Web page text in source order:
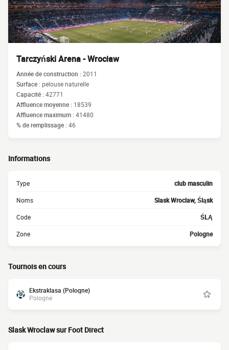
Tarczyński Arena - Wrocław
Année de construction :2011
Surface :pelouse naturelle
Capacité :42771
Affluence moyenne : 18539
Affluence maximum :41480
% de remplissage :46
Informations
Type club masculin
Noms Slask Wroclaw, Śląsk
Code ŚLĄ
Zone Pologne
Tournois en cours
Ekstraklasa (Pologne)
Pologne
Slask Wroclaw sur Foot Direct